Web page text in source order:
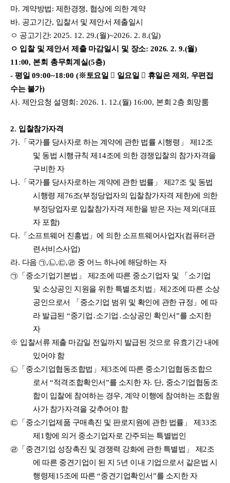
마. 계약방법: 제한경쟁, 협상에 의한 계약
바. 공고기간, 입찰서 및 제안서 제출일시
ㅇ 공고기간: 2025. 12. 29.(월)~2026. 2. 8.(일)
ㅇ 입찰 및 제안서 제출 마감일시 및 장소: 2026. 2. 9.(월)
11:00, 본회 총무회계실(5층)
- 평일 09:00~18:00 (※토요일  일요일  휴일은 제외, 우편접
수는 불가)
사. 제안요청 설명회 : 2026. 1. 12.(월) 16:00, 본회 2층 희망룸
2. 입찰참가자격
가. 「 국가를 당사자로 하는 계약에 관한 법률 시행령 」 제 12조
및 동법 시행규칙 제 14조에 의한 경쟁입찰의 참가자격을
구비한 자
나. 「 국가를 당사자로하는 계약에 관한 법률 」 제 27조 및 동법
시행령 제 76조(부정당업자의 입찰참가자격 제한)에 의한
부정당업자로 입찰참가자격 제한을 받은 자는 제외 (대표
자 포함)
다. 「 소프트웨어 진흥법 」에 의한 소프트웨어사업자(컴퓨터관
련서비스사업)
라. 다음 ㉠,㉡,㉢,㉣ 중 어느 하나에 해당하는 자
㉠「 중소기업기본법 」 제 2조에 따른 중소기업자 및 「 소기업
및 소상공인 지원을 위한 특별조치법 」제 2조에 따른 소상
공인으로서
「 중소기업 범위 및 확인에 관한 규정 」에 따
라 발급된 “중기업․소기업 ․소상공인 확인서”를 소지한
자
※ 입찰서류 제출 마감일 전일까지 발급된 것으로 유효기간 내에
있어야 함
㉡「 중소기업협동조합법 」 제3조에 따른 중소기업협동조합으
로서 “적격조합확인서”를 소지한 자. 단, 중소기업협동조
합이 입찰에 참여하는 경우, 계약 이행에 참여하는 조합원
사가 참가자격을 갖추어야 함
㉢「 중소기업제품 구매촉진 및 판로지원에 관한 법률 」 제 33조
제 1 항에 의거 중소기업자로 간주되는 특별법인
㉣「 중견기업 성장촉진 및 경쟁력 강화에 관한 특별법 」 제 2조
에 따른 중견기업이 된 지5년 이내 기업으로서 같은법 시
행령제 15조에 따른“중견기업확인서”를 소지한 자